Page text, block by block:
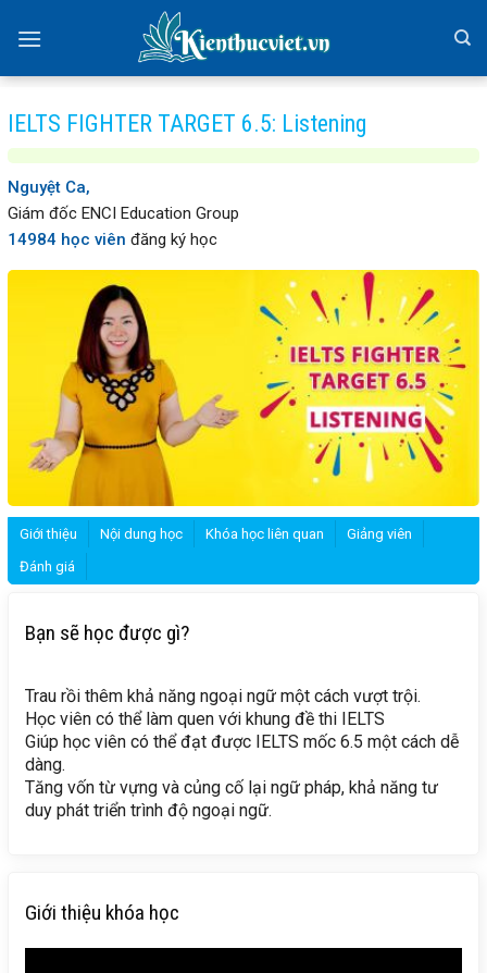
IELTS FIGHTER TARGET 6.5: Listening
Nguyệt Ca,
Giám đốc ENCI Education Group
14984 học viên đăng ký học
Giới thiệu Nội dung học Khóa học liên quan
Giảng viên
Đánh giá
Bạn sẽ học được gì?
Trau rồi thêm khả năng ngoại ngữ một cách vượt trội.
Học viên có thể làm quen với khung đề thi IELTS
Giúp học viên có thể đạt được IELTS mốc 6.5 một cách dễ
dàng.
Tăng vốn từ vựng và củng cố lại ngữ pháp, khả năng tư
duy phát triển trình độ ngoại ngữ.
Giới thiệu khóa học